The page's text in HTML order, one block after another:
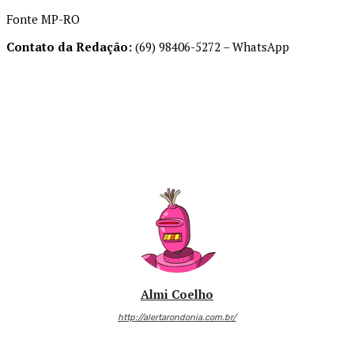
Fonte MP-RO
Contato da Redação: (69) 98406-5272 – WhatsApp
Almi Coelho
http://alertarondonia.com.br/